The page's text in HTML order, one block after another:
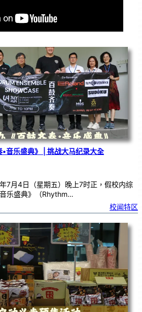
音乐盛典》 | 挑战大马纪录大全
7月4日（星期五）晚上7时正，假校内综
乐盛典》（Rhythm…
校闻特区